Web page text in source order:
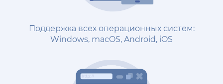
Поддержка всех операционных систем:
Windows, macOS, Android, iOS